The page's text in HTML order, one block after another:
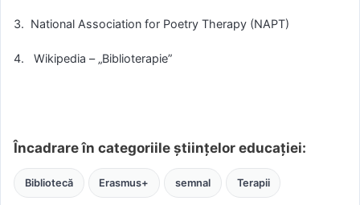
3. National Association for Poetry Therapy (NAPT)
4. Wikipedia – „Biblioterapie”
Încadrare în categoriile științelor educației:
Bibliotecă Erasmus+ semnal Terapii